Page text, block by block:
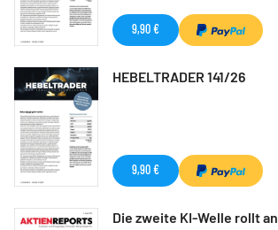
9,90 €
HEBELTRADER 141/26
9,90 €
Die zweite KI-Welle rollt an